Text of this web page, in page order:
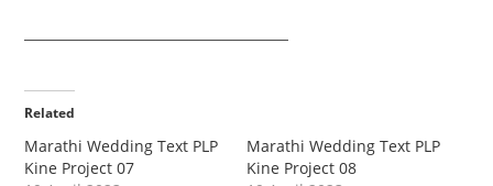
────────────────────────
Related
Marathi Wedding Text PLP
Kine Project 07
Marathi Wedding Text PLP
Kine Project 08